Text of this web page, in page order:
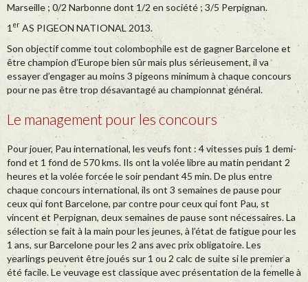
Marseille ; 0/2 Narbonne dont 1/2 en société ; 3/5 Perpignan.
1 er AS PIGEON NATIONAL 2013.
Son objectif comme tout colombophile est de gagner Barcelone et
être champion d’Europe bien sûr mais plus sérieusement, il va
essayer d’engager au moins 3 pigeons minimum à chaque concours
pour ne pas être trop désavantagé au championnat général.
Le management pour les concours
Pour jouer, Pau international, les veufs font : 4 vitesses puis 1 demi-
fond et 1 fond de 570 kms. Ils ont la volée libre au matin pendant 2
heures et la volée forcée le soir pendant 45 min. De plus entre
chaque concours international, ils ont 3 semaines de pause pour
ceux qui font Barcelone, par contre pour ceux qui font Pau, st
vincent et Perpignan, deux semaines de pause sont nécessaires. La
sélection se fait à la main pour les jeunes, à l’état de fatigue pour les
1 ans, sur Barcelone pour les 2 ans avec prix obligatoire. Les
yearlings peuvent être joués sur 1 ou 2 calc de suite si le premier a
été facile. Le veuvage est classique avec présentation de la femelle à